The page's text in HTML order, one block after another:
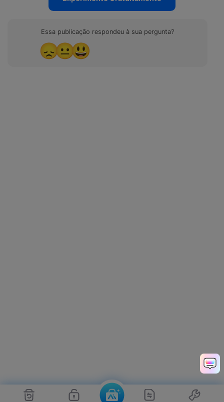
Essa publicação respondeu à sua pergunta?
😞😐😃